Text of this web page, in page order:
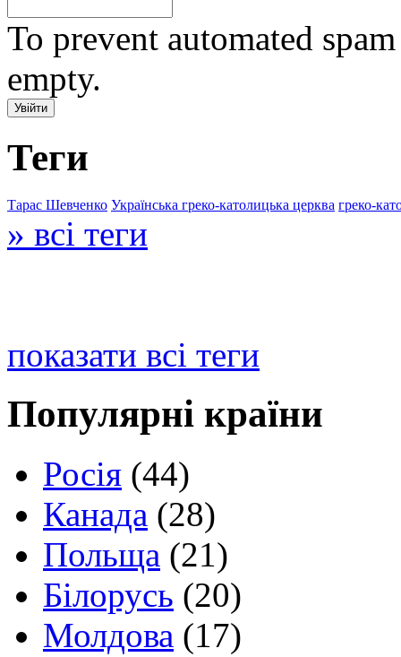
To prevent automated
empty.
Теги
Тарас Шевченко Українська греко-католицька церква греко-
» всі теги
показати всі теги
Популярні країни
Росія (44)
Канада (28)
Польща (21)
Білорусь (20)
Молдова (17)